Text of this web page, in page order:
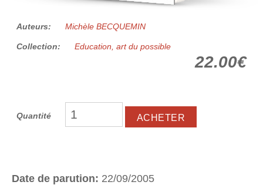
Auteurs: Michèle BECQUEMIN
Collection: Education, art du possible
22.00€
Quantité
Date de parution: 22/09/2005